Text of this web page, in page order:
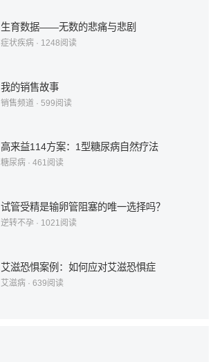
生育数据——无数的悲痛与悲剧
症状疾病· 1248阅读
我的销售故事
销售频道· 599阅读
高来益114方案：1型糖尿病自然疗法
糖尿病· 461阅读
试管受精是输卵管阻塞的唯一选择吗？
逆转不孕· 1021阅读
艾滋恐惧案例：如何应对艾滋恐惧症
艾滋病· 639阅读